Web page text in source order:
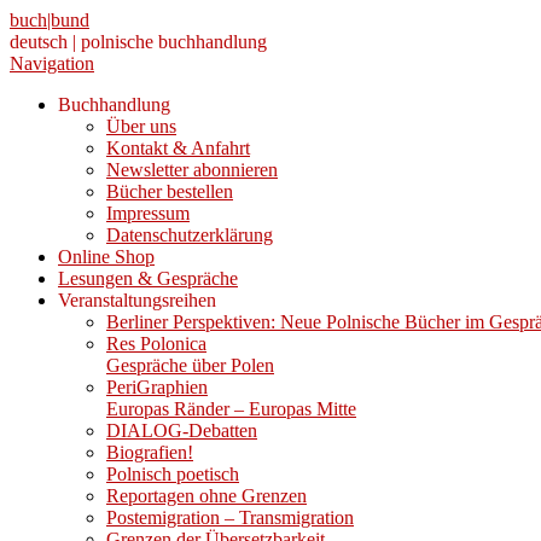
buch|bund
deutsch | polnische buchhandlung
Navigation
Buchhandlung
Über uns
Kontakt & Anfahrt
Newsletter abonnieren
Bücher bestellen
Impressum
Datenschutzerklärung
Online Shop
Lesungen & Gespräche
Veranstaltungsreihen
Berliner Perspektiven: Neue Polnische Bücher im
Res Polonica
Gespräche über Polen
PeriGraphien
Europas Ränder – Europas Mitte
DIALOG-Debatten
Biografien!
Polnisch poetisch
Reportagen ohne Grenzen
Postemigration – Transmigration